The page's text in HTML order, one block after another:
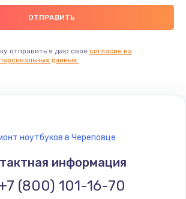
отправить я даю свое согласие на
данных.
ноутбуков в Череповце
информация
(800) 101-16-70